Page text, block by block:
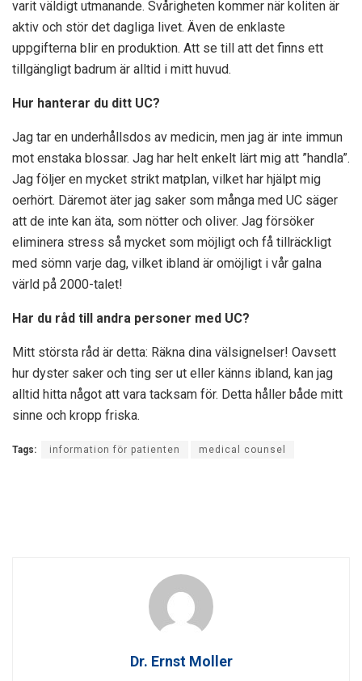
varit väldigt utmanande. Svårigheten kommer när koliten är
aktiv och stör det dagliga livet. Även de enklaste
uppgifterna blir en produktion. Att se till att det finns ett
tillgängligt badrum är alltid i mitt huvud.
Hur hanterar du ditt UC?
Jag tar en underhållsdos av medicin, men jag är inte immun
mot enstaka blossar. Jag har helt enkelt lärt mig att ”handla”.
Jag följer en mycket strikt matplan, vilket har hjälpt mig
oerhört. Däremot äter jag saker som många med UC säger
att de inte kan äta, som nötter och oliver. Jag försöker
eliminera stress så mycket som möjligt och få tillräckligt
med sömn varje dag, vilket ibland är omöjligt i vår galna
värld på 2000-talet!
Har du råd till andra personer med UC?
Mitt största råd är detta: Räkna dina välsignelser! Oavsett
hur dyster saker och ting ser ut eller känns ibland, kan jag
alltid hitta något att vara tacksam för. Detta håller både mitt
sinne och kropp friska.
Tags: information för patienten medical counsel
Dr. Ernst Moller